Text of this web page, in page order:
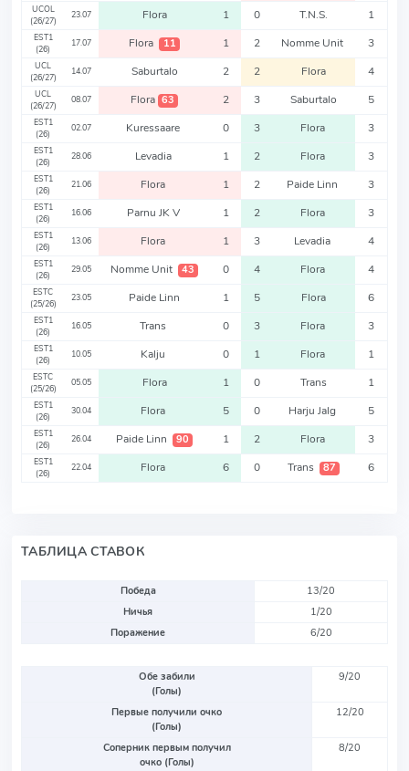
UCOL
(26/27)
23.07 Flora 1 0 T.N.S. 1
EST1
(26)
17.07 Flora 11 1 2 Nomme Unit 3
UCL
(26/27)
14.07 Saburtalo 2 2 Flora 4
UCL
(26/27)
08.07 Flora 63 2 3 Saburtalo 5
EST1
(26)
02.07 Kuressaare 0 3 Flora 3
EST1
(26)
28.06 Levadia 1 2 Flora 3
EST1
(26)
21.06 Flora 1 2 Paide Linn 3
EST1
(26)
16.06 Parnu JK V 1 2 Flora 3
EST1
(26)
13.06 Flora 1 3 Levadia 4
EST1
(26)
29.05 Nomme Unit 43 0 4 Flora 4
ESTC
(25/26)
23.05 Paide Linn 1 5 Flora 6
EST1
(26)
16.05 Trans 0 3 Flora 3
EST1
(26)
10.05 Kalju 0 1 Flora 1
ESTC
(25/26)
05.05 Flora 1 0 Trans 1
EST1
(26)
30.04 Flora 5 0 Harju Jalg 5
EST1
(26)
26.04 Paide Linn 90 1 2 Flora 3
EST1
(26)
22.04 Flora 6 0 Trans 87 6
ТАБЛИЦА СТАВОК
Победа
13/20
Ничья
1/20
Поражение
6/20
Обе забили
(Голы)
9/20
Первые получили очко
(Голы)
12/20
Соперник первым получил
очко (Голы)
8/20